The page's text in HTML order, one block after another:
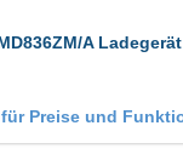
A
Preise und